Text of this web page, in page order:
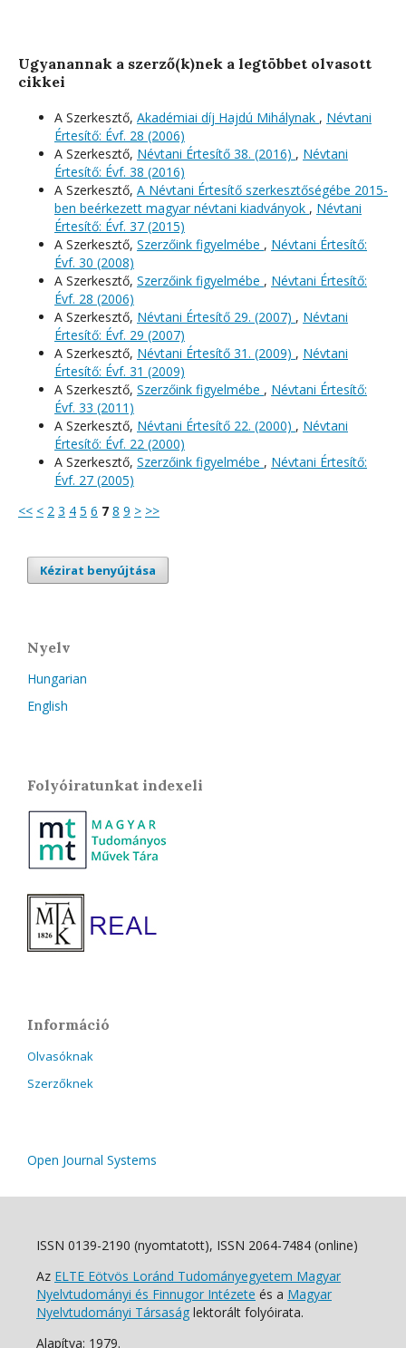
Ugyanannak a szerző(k)nek a legtöbbet olvasott
cikkei
A Szerkesztő, Akadémiai díj Hajdú Mihálynak , Névtani
Értesítő: Évf. 28 (2006)
A Szerkesztő, Névtani Értesítő 38. (2016) , Névtani
Értesítő: Évf. 38 (2016)
A Szerkesztő, A Névtani Értesítő szerkesztőségébe 2015-
ben beérkezett magyar névtani kiadványok , Névtani
Értesítő: Évf. 37 (2015)
A Szerkesztő, Szerzőink figyelmébe , Névtani Értesítő:
Évf. 30 (2008)
A Szerkesztő, Szerzőink figyelmébe , Névtani Értesítő:
Évf. 28 (2006)
A Szerkesztő, Névtani Értesítő 29. (2007) , Névtani
Értesítő: Évf. 29 (2007)
A Szerkesztő, Névtani Értesítő 31. (2009) , Névtani
Értesítő: Évf. 31 (2009)
A Szerkesztő, Szerzőink figyelmébe , Névtani Értesítő:
Évf. 33 (2011)
A Szerkesztő, Névtani Értesítő 22. (2000) , Névtani
Értesítő: Évf. 22 (2000)
A Szerkesztő, Szerzőink figyelmébe , Névtani Értesítő:
Évf. 27 (2005)
<< < 2 3 4 5 6 7 8 9 > >>
Kézirat benyújtása
Nyelv
Hungarian
English
Folyóiratunkat indexeli
Információ
Olvasóknak
Szerzőknek
Open Journal Systems
ISSN 0139-2190 (nyomtatott), ISSN 2064-7484 (online)
Az ELTE Eötvös Loránd Tudományegyetem Magyar
Nyelvtudományi és Finnugor Intézete és a Magyar
Nyelvtudományi Társaság lektorált folyóirata.
Alapítva: 1979.